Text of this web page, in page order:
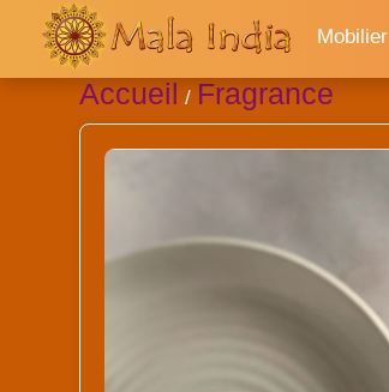
Mobilier
Accueil / Fragrance